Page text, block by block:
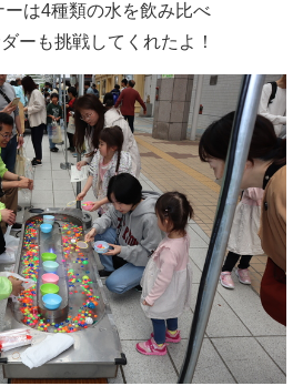
ーは4種類の水を飲み比べ
ーも挑戦してくれたよ！